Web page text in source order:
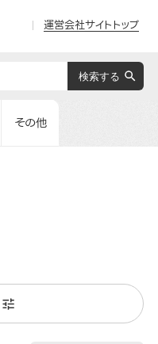
運営会社サイトトップ
その他